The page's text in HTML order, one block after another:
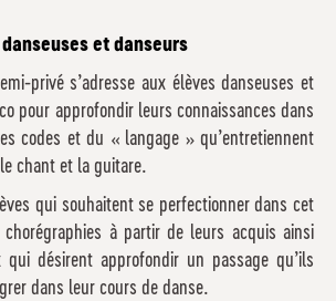
et danseurs
privé s’adresse aux élèves danseuses et
pour approfondir leurs connaissances dans
codes et du « langage » qu’entretiennent
chant et la guitare.
qui souhaitent se perfectionner dans cet
à partir de leurs acquis ainsi
qui désirent approfondir un passage qu’ils
dans leur cours de danse.